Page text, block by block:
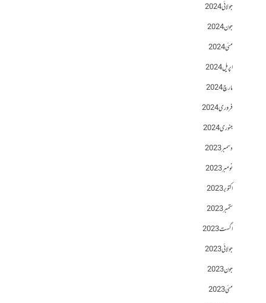
جولائی 2024
جون 2024
مئی 2024
اپریل 2024
مارچ 2024
فروری 2024
جنوری 2024
دسمبر 2023
نومبر 2023
اکتوبر 2023
ستمبر 2023
اگست 2023
جولائی 2023
جون 2023
مئی 2023